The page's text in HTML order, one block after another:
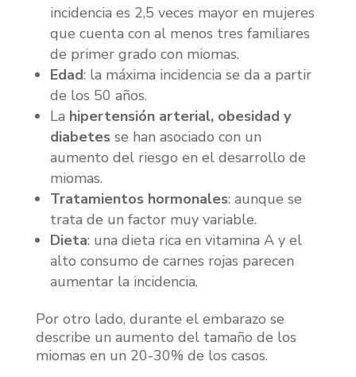
incidencia es 2,5 veces mayor en mujeres
que cuenta con al menos tres familiares
de primer grado con miomas.
Edad: la máxima incidencia se da a partir
de los 50 años.
La hipertensión arterial, obesidad y
diabetesse han asociado con un
aumento del riesgo en el desarrollo de
miomas.
Tratamientos hormonales: aunque se
trata de un factor muy variable.
Dieta: una dieta rica en vitamina A y el
alto consumo de carnes rojas parecen
aumentar la incidencia.
Por otro lado, durante el embarazo se
describe un aumento del tamaño de los
miomas en un 20-30% de los casos.